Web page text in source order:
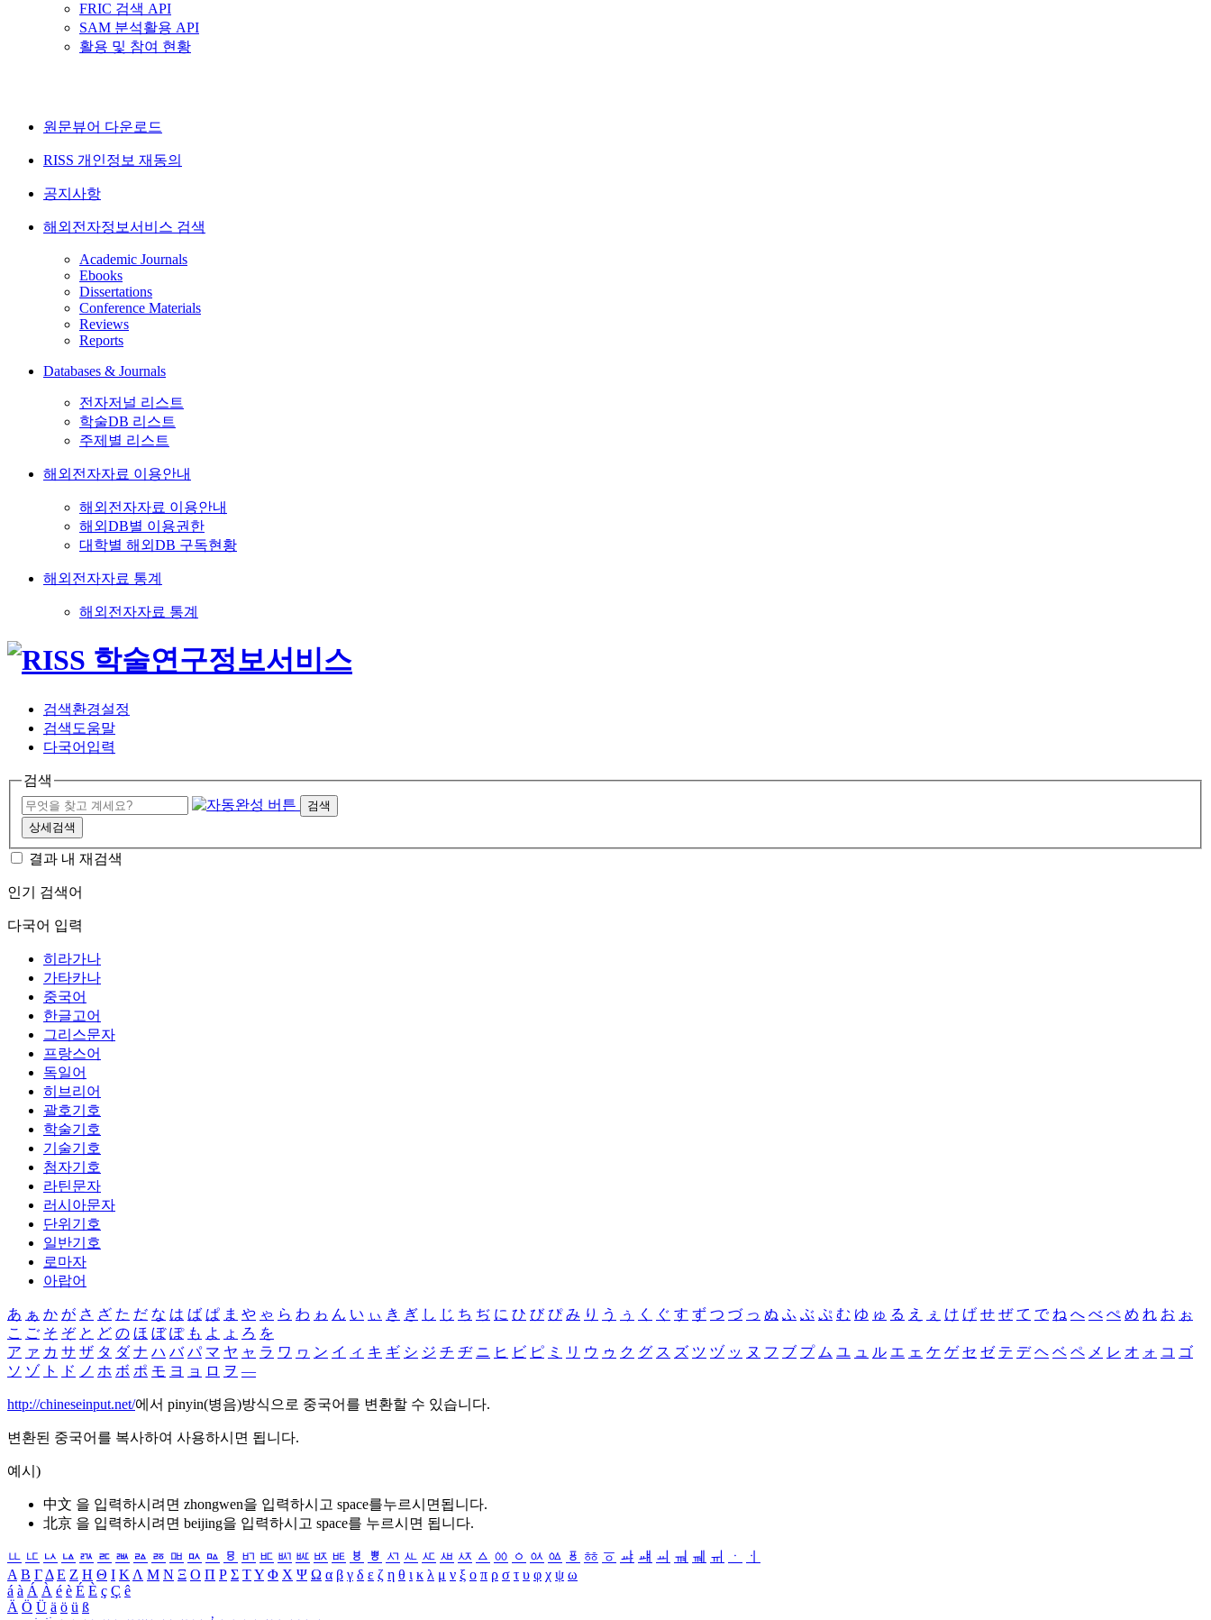
FRIC 검색 API
SAM 분석활용 API
활용 및 참여 현황
원문뷰어 다운로드
RISS 개인정보 재동의
공지사항
해외전자정보서비스 검색
Academic Journals
Ebooks
Dissertations
Conference Materials
Reviews
Reports
Databases & Journals
전자저널 리스트
학술DB 리스트
주제별 리스트
해외전자자료 이용안내
해외전자자료 이용안내
해외DB별 이용권한
대학별 해외DB 구독현황
해외전자자료 통계
해외전자자료 통계
검색환경설정
검색도움말
다국어입력
검색
검색
상세검색
결과 내 재검색
인기 검색어
다국어 입력
히라가나
가타카나
중국어
한글고어
그리스문자
프랑스어
독일어
히브리어
괄호기호
학술기호
기술기호
첨자기호
라틴문자
러시아문자
단위기호
일반기호
로마자
아랍어
あ ぁ か が さ ざ た だ な は ば ぱ ま や ゃ ら わ ゎ ん い ぃ き ぎ し じ ち ぢ に ひ び ぴ み り う ぅ く ぐ す ず つ づ っ ぬ ふ ぶ ぷ む ゆ ゅ る え ぇ け げ せ ぜ て で ね へ べ ぺ め れ お ぉ
こ ご そ ぞ と ど の ほ ぼ ぽ も よ ょ ろ を
ア ァ カ サ ザ タ ダ ナ ハ バ パ マ ヤ ャ ラ ワ ヮ ン イ ィ キ ギ シ ジ チ ヂ ニ ヒ ビ ピ ミ リ ウ ゥ ク グ ス ズ ツ ヅ ッ ヌ フ ブ プ ム ユ ュ ル エ ェ ケ ゲ セ ゼ テ デ ヘ ベ ペ メ レ オ ォ コ ゴ
ソ ゾ ト ド ノ ホ ボ ポ モ ヨ ョ ロ ヲ ―
http://chineseinput.net/에서 pinyin(병음)방식으로 중국어를 변환할 수 있습니다.
변환된 중국어를 복사하여 사용하시면 됩니다.
예시)
中文 을 입력하시려면 zhongwen을 입력하시고 space를누르시면됩니다.
北京 을 입력하시려면 beijing을 입력하시고 space를 누르시면 됩니다.
ㅥ ㅦ ㅧ ㅨ ㅩ ㅪ ㅫ ㅬ ㅭ ㅮ ㅯ ㅰ ㅱ ㅲ ㅳ ㅴ ㅵ ㅶ ㅷ ㅸ ㅹ ㅺ ㅻ ㅼ ㅽ ㅾ ㅿ ㆀ ㆁ ㆂ ㆃ ㆄ ㆅ ㆆ ㆇ ㆈ ㆉ ㆊ ㆋ ㆌ ㆍ
ㆎ
Α Β ΓΔ Ε Ζ Η Θ Ι ΚΛ Μ Ν Ξ Ο Π Ρ Σ ΤΥ Φ Χ Ψ Ω α β γ δ ε ζ η θ ι κ λ μ ν ξ ο π ρ σ τ υ φ χ ψ ω
á à Á À é è É È ç Ç ê
Ä Ö Ü ä ö ü ß